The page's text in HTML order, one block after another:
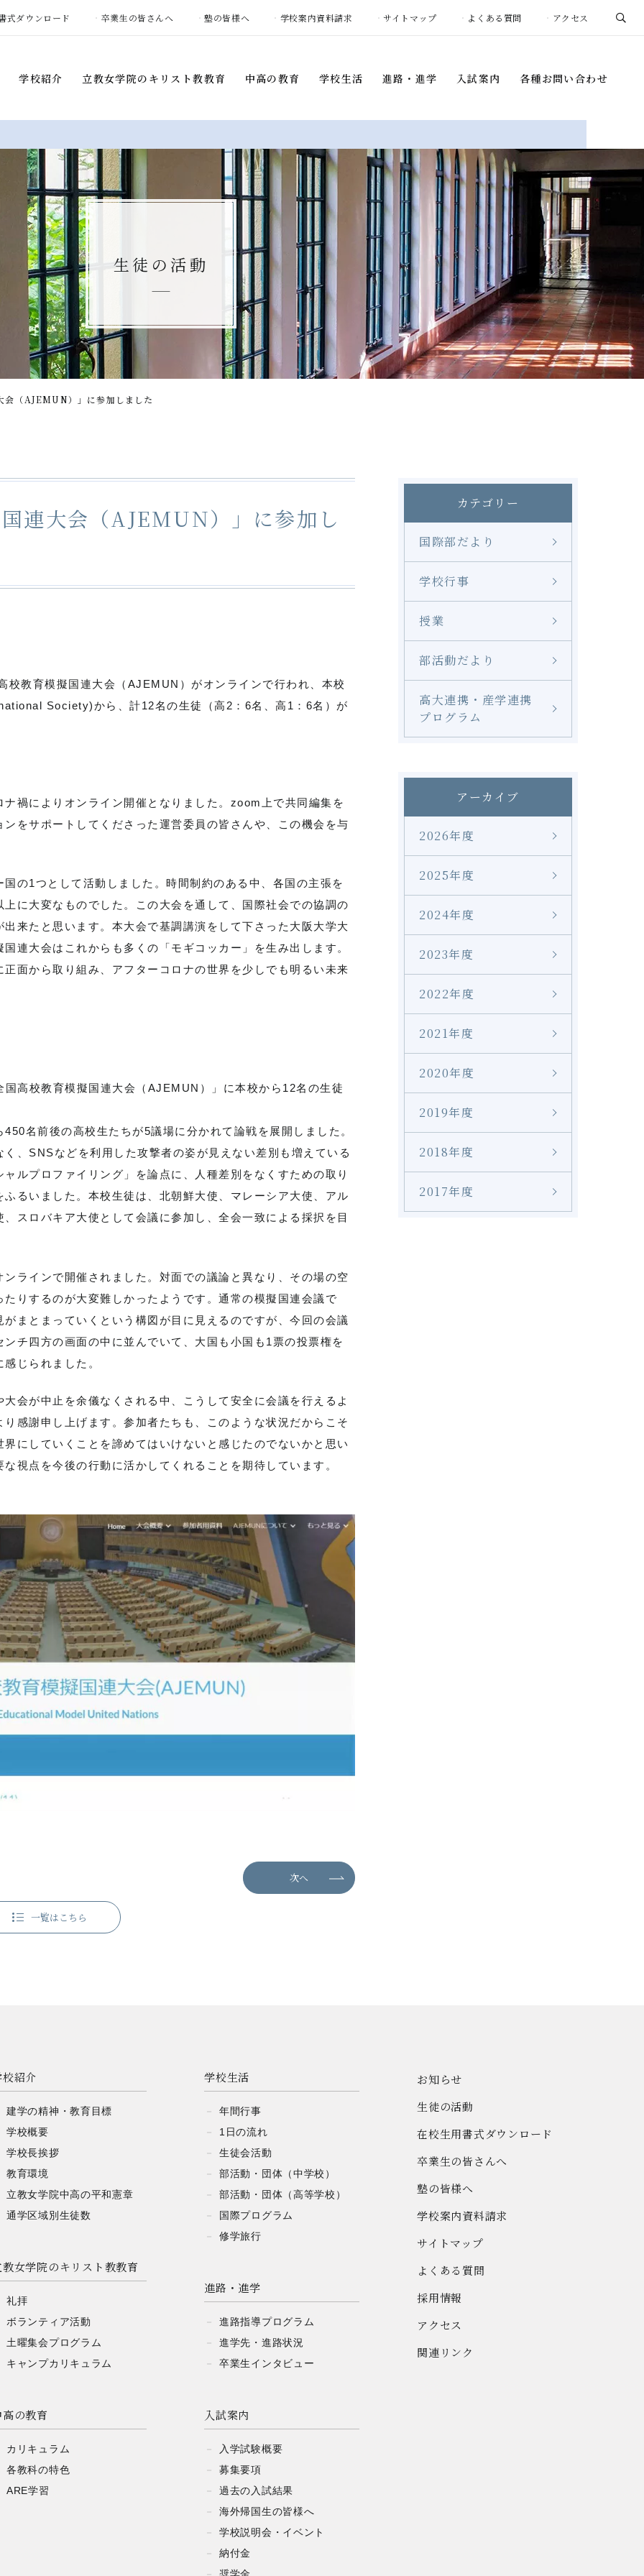
学校紹介
の精神・ 教育目標
学校概要
学校長挨拶
教育環境
学院中高の平和憲章
通学区域別生徒数
立教女学院の キリスト教教育
教育
キャンプカリキュラム
中高の教育
カリキュラム
各教科の特色
ARE学習
学校生活
年間行事
1日の流れ
生徒会活動
部活動・団体 （中学校）
部活動・団体 （高等学校）
国際プログラム
修学旅行
進路・進学
進路指導プログラム
進学先・進路状況
卒業生インタビュー
入試案内
入学試験概要
過去の入試結果
海外帰国生の皆様へ
学校説明会・ イベント
納付金
奨学金
LINE
各種お問い合わせ
証明書の発行について
事務室窓口開室 スケジュール
お問い合わせ
式ダウンロード 卒業生の皆さんへ 塾の皆様へ 学校案内資料請求 サイトマップ よくある質問 アクセス
生徒の活動
会（AJEMUN）」に参加しました
連大会（AJEMUN）」に参加し
教育模擬国連大会（AJEMUN）がオンラインで行われ、本校
Society)から、計12名の生徒（高2：6名、高1：6名）が
禍によりオンライン開催となりました。zoom上で共同編集を
をサポートしてくださった運営委員の皆さんや、この機会を与
の1つとして活動しました。時間制約のある中、各国の主張を
に大変なものでした。この大会を通して、国際社会での協調の
来たと思います。本大会で基調講演をして下さった大阪大学大
連大会はこれからも多くの「モギコッカー」を生み出します。
面から取り組み、アフターコロナの世界を少しでも明るい未来
高校教育模擬国連大会（AJEMUN）」に本校から12名の生徒
名前後の高校生たちが5議場に分かれて論戦を展開しました。
、SNSなどを利用した攻撃者の姿が見えない差別も増えている
ルプロファイリング」を論点に、人種差別をなくすための取り
るいました。本校生徒は、北朝鮮大使、マレーシア大使、アル
スロバキア大使として会議に参加し、全会一致による採択を目
ラインで開催されました。対面での議論と異なり、その場の空
りするのが大変難しかったようです。通常の模擬国連会議で
まとまっていくという構図が目に見えるのですが、今回の会議
チ四方の画面の中に並んでいて、大国も小国も1票の投票権を
じられました。
会が中止を余儀なくされる中、こうして安全に会議を行えるよ
感謝申し上げます。参加者たちも、このような状況だからこそ
にしていくことを諦めてはいけないと感じたのでないかと思い
視点を今後の行動に活かしてくれることを期待しています。
一覧はこちら
次へ
カテゴリー
国際部だより
学校行事
授業
部活動だより
高大連携・産学連携
プログラム
アーカイブ
2026年度
2025年度
2024年度
2023年度
2022年度
2021年度
2020年度
2019年度
2018年度
2017年度
紹介
建学の精神・教育目標
学校概要
学校長挨拶
教育環境
立教女学院中高の平和憲章
通学区域別生徒数
女学院のキリスト教教育
礼拝
ボランティア活動
土曜集会プログラム
キャンプカリキュラム
の教育
カリキュラム
各教科の特色
ARE学習
学校生活
年間行事
1日の流れ
生徒会活動
部活動・団体 （中学校）
部活動・団体 （高等学校）
国際プログラム
修学旅行
進路・進学
進路指導プログラム
進学先・進路状況
卒業生インタビュー
入試案内
入学試験概要
募集要項
過去の入試結果
海外帰国生の皆様へ
学校説明会・ イベント
納付金
お知らせ
生徒の活動
在校生用書式ダウンロード
卒業生の皆さんへ
塾の皆様へ
学校案内資料請求
サイトマップ
よくある質問
採用情報
アクセス
関連リンク